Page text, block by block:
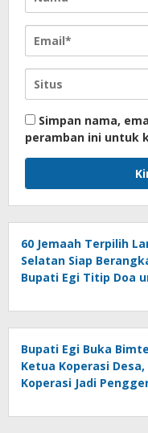
Simpan nama,
peramban ini untuk
60 Jemaah Terpilih
Selatan Siap
Bupati Egi Titip Doa
Bupati Egi Buka
Ketua Koperasi
Koperasi Jadi